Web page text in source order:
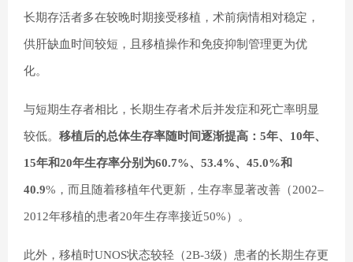
长期存活者多在较晚时期接受移植，术前病情相对稳定，
供肝缺血时间较短，且移植操作和免疫抑制管理更为优
化。
与短期生存者相比，长期生存者术后并发症和死亡率明显
较低。 移植后的总体生存率随时间逐渐提高：5年、10年、
15年和20年生存率分别为60.7%、53.4%、45.0%和
40.9%，而且随着移植年代更新，生存率显著改善（2002–
2012年移植的患者20年生存率接近50%）。
此外，移植时UNOS状态较轻（2B-3级）患者的长期生存更